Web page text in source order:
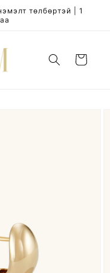
төлбөртэй | 1
Cart